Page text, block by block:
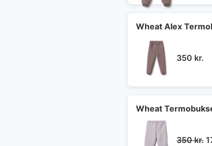
Wheat Alex
350 kr.
Wheat
350kr.